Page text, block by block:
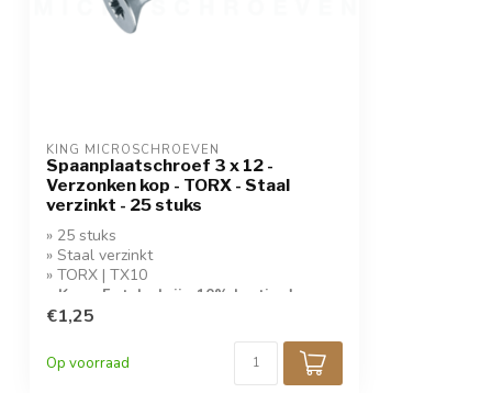
KING MICROSCHROEVEN
Spaanplaatschroef 3 x 12 -
Verzonken kop - TORX - Staal
verzinkt - 25 stuks
» 25 stuks
» Staal verzinkt
» TORX | TX10
» Koop 5 stuks krijg 10% korting!
€1,25
Op voorraad